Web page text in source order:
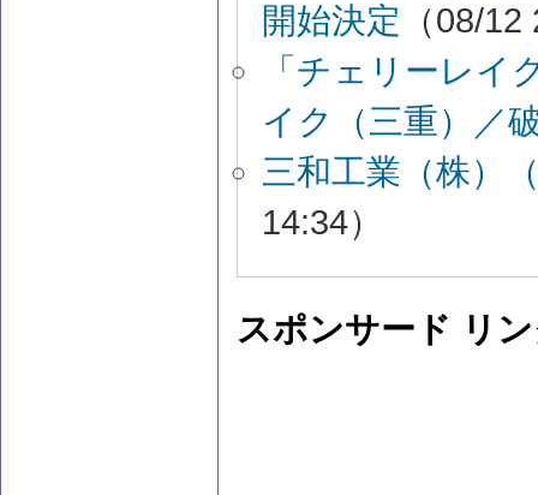
開始決定 （08/
「チェリーレ
イク（三重）／
三和工業（株）
14:34）
スポンサード リ